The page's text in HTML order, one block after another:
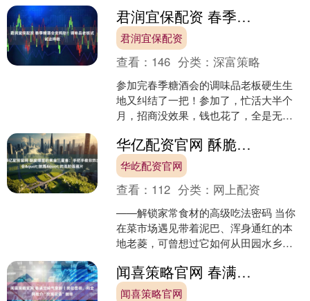
用在其位于中国的工厂里....君润宜保配资 春季糖酒会变鸡肋？调味品老板试试这样做
君润宜保配资
查看： 146 分类：深富策略
参加完春季糖酒会的调味品老板硬生生
地又纠结了一把！参加了，忙活大半个
月，招商没效果，钱也花了，全是无用
客户，好好的行业盛会，愣....
华亿配资官网 酥脆爆浆的黄金三重奏：手把手教你炸出会&quot;跳舞&quot;的高阶莲藕片
华屹配资官网
查看： 112 分类： 网上配资
——解锁家常食材的高级吃法密码 当你
在菜市场遇见带着泥巴、浑身通红的本
地老菱，可曾想过它如何从田园水乡变
却易油腻的老派做法正在....闻喜策略官网 春满云岭气象新丨我在昆明，向全网推介“玫瑰花语”咖啡
闻喜策略官网